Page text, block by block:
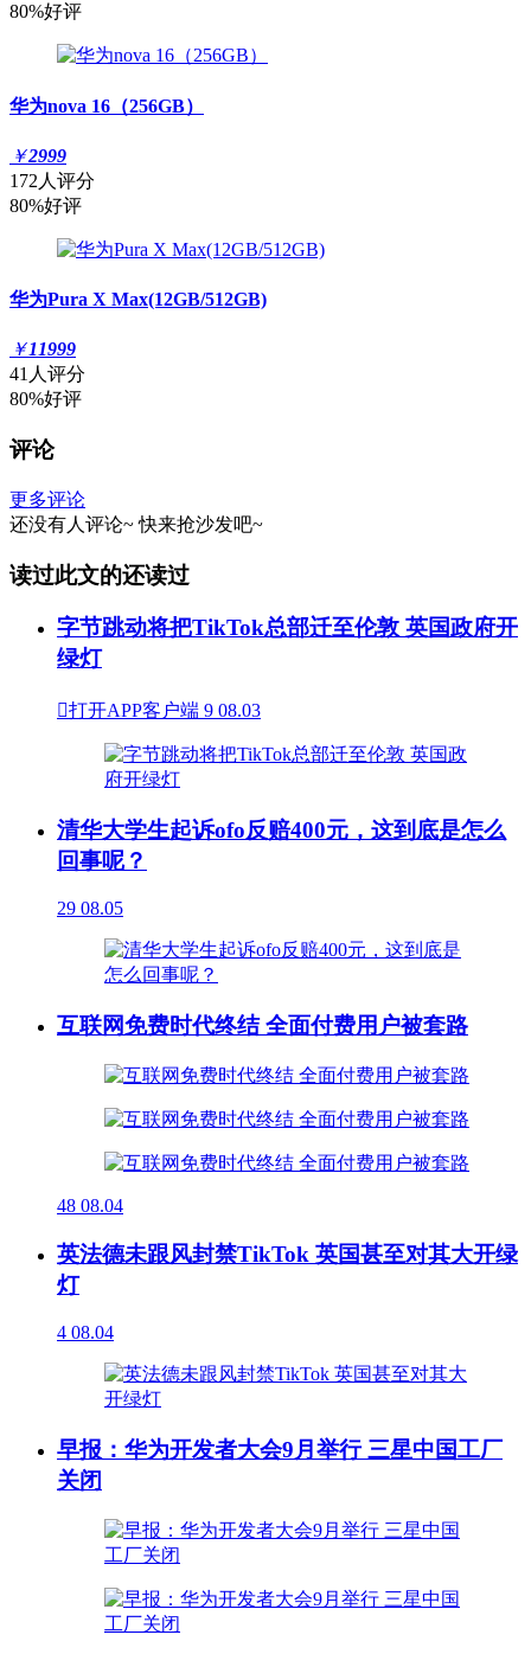
80%好评
华为nova 16（256GB）
￥2999
172人评分
80%好评
华为Pura X Max(12GB/512GB)
￥11999
41人评分
80%好评
评论
更多评论
还没有人评论~ 快来抢沙发吧~
读过此文的还读过
字节跳动将把TikTok总部迁至伦敦 英国政府开
绿灯
打开APP客户端 9 08.03
清华大学生起诉ofo反赔400元，这到底是怎么
回事呢？
29 08.05
互联网免费时代终结 全面付费用户被套路
48 08.04
英法德未跟风封禁TikTok 英国甚至对其大开绿
灯
4 08.04
早报：华为开发者大会9月举行 三星中国工厂
关闭